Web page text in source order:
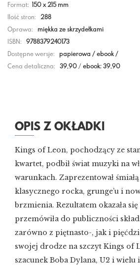
Format: 150 x 215 mm
Ilość stron:
288
Oprawa:
miękka ze skrzydełkami
ISBN:
9788379240173
Dostępne wersje:
papierowa / ebook /
Cena detaliczna:
39,90/ebook: 39,90
OPIS Z OKŁADKI
Kings of Leon, pochodzący ze
kwartet, podbił świat muzyki na
warunkach. Zaprezentował
klasycznego rocka, grunge’u i
brzmienia. Rezultatem okazała
przemówiła do publiczności
zarówno z piętnasto-, jak i
swojej drodze na szczyt Kings of
szacunek Boba Dylana, U2 i